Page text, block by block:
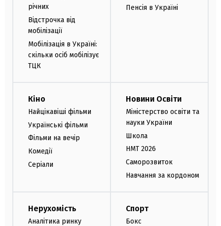
річних
Відстрочка від
мобілізації
Мобілізація в Україні:
скільки осіб мобілізує
ТЦК
Пенсія в Україні
Кіно
Найцікавіші фільми
Українські фільми
Фільми на вечір
Комедії
Серіали
Новини Освіти
Міністерство освіти та
науки України
Школа
НМТ 2026
Саморозвиток
Навчання за кордоном
Нерухомість
Аналітика ринку
Спорт
Бокс